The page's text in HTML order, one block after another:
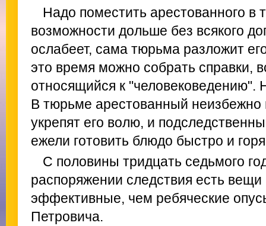
Надо поместить арестованного в
возможности дольше без всякого
ослабеет, сама тюрьма разложит
это время можно собрать справки,
относящийся к "человековедению".
В тюрьме арестованный неизбежно
укрепят его волю, и
ежели готовить блюдо быстро и
С половины тридцать седьмого
распоряжении следствия есть вещи
эффективные, чем ребяческие
Петровича.